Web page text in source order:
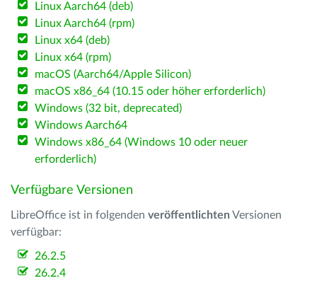
Linux Aarch64 (deb)
Linux Aarch64 (rpm)
Linux x64 (deb)
Linux x64 (rpm)
macOS (Aarch64/Apple Silicon)
macOS x86_64 (10.15 oder höher erforderlich)
Windows (32 bit, deprecated)
Windows Aarch64
Windows x86_64 (Windows 10 oder neuer
erforderlich)
Verfügbare Versionen
LibreOffice ist in folgenden veröffentlichten Versionen
verfügbar:
26.2.5
26.2.4